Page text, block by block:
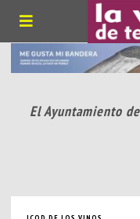
El Ayuntamiento